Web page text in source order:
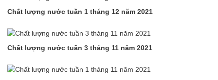
Chất lượng nước tuần 1 tháng 12 năm 2021
Chất lượng nước tuần 3 tháng 11 năm 2021